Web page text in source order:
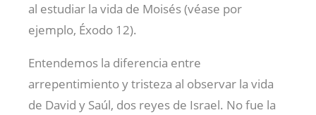
al estudiar la vida de Moisés (véase por
ejemplo, Éxodo 12).
Entendemos la diferencia entre
arrepentimiento y tristeza al observar la vida
de David y Saúl, dos reyes de Israel. No fue la